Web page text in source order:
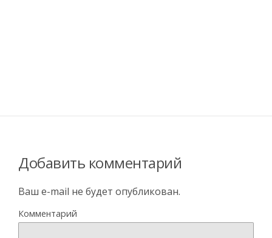
Добавить комментарий
Ваш e-mail не будет опубликован.
Комментарий